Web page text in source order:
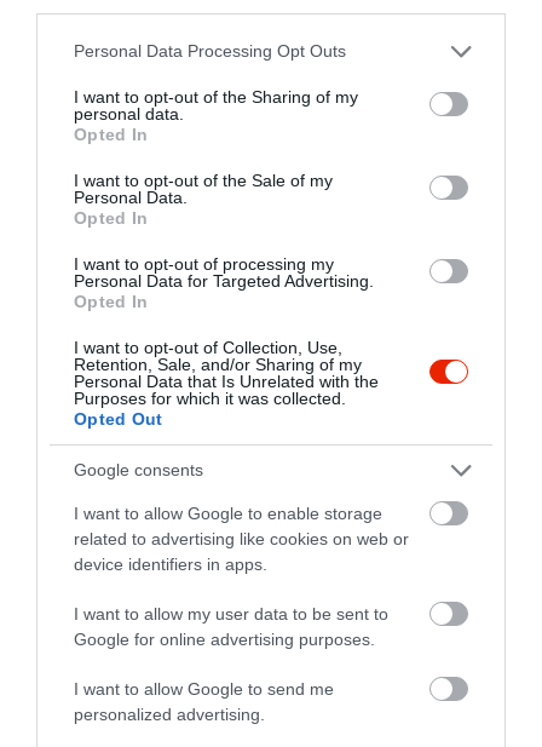
Please note that this website/app uses one or more Google
not limited to your visit or usage behaviour. You may click to
grant or deny consent to Google and its third-party tags to
use your data for below specified purposes in below Google
consent section.
Personal Data Processing Opt Outs
I want to opt-out of the Sharing of my
personal data.
Opted In
I want to opt-out of the Sale of my
Personal Data.
Opted In
I want to opt-out of processing my
Personal Data for Targeted Advertising.
Opted In
I want to opt-out of Collection, Use,
Retention, Sale, and/or Sharing of my
Personal Data that Is Unrelated with the
Purposes for which it was collected.
Opted Out
Google consents
I want to allow Google to enable storage
related to advertising like cookies on web or
device identifiers in apps.
I want to allow my user data to be sent to
Google for online advertising purposes.
I want to allow Google to send me
personalized advertising.
Szikra Bár 3.0
$$
Kocsma
Zsiráf söröző
Kocsma
Matlák Pince
Bisztró
Borozó
Kocsma
Zipfer Sörbár 4.0
$